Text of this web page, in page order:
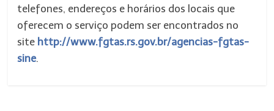
telefones, endereços e horários dos locais que
oferecem o serviço podem ser encontrados no
site http://www.fgtas.rs.gov.br/agencias-fgtas-
sine.